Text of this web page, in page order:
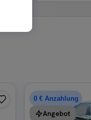
0 € Anzahlung
Angebot